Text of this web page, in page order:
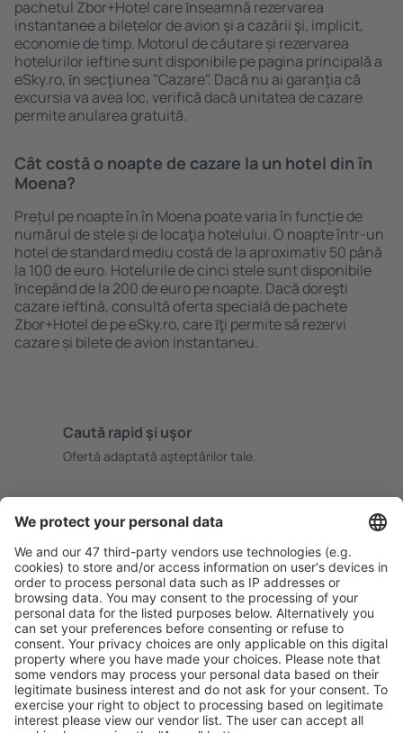
pachetul Zbor+Hotel care ȋnseamnă rezervarea
instantanee a biletelor de avion şi a cazării şi, implicit,
economie de timp. Motorul de căutare și rezervarea
hotelurilor ieftine sunt disponibile pe pagina principală a
eSky.ro, ȋn secţiunea "Cazare". Dacă nu ai garanţia că
excursia va avea loc, verifică dacă unitatea de cazare
permite anularea gratuită.
Cât costă o noapte de cazare la un hotel din în
Moena?
Prețul pe noapte în în Moena poate varia în funcție de
numărul de stele și de locaţia hotelului. O noapte într-un
hotel de standard mediu costă de la aproximativ 50 până
la 100 de euro. Hotelurile de cinci stele sunt disponibile
ȋncepând de la 200 de euro pe noapte. Dacă doreşti
cazare ieftină, consultă oferta specială de pachete
Zbor+Hotel de pe eSky.ro, care ȋţi permite să rezervi
cazare și bilete de avion instantaneu.
Caută rapid şi uşor
Ofertă adaptată aşteptărilor tale.
Rezervare fără griji cu opțiune gratuită de anulare.
Economiseşte mai mult
Prețuri atractive și oferte speciale pentru utilizatorii
conectați.
Cazarea preferată
Alege din peste 1,3 mil. de opţiuni: hoteluri, cabane,
apartamente și altele.